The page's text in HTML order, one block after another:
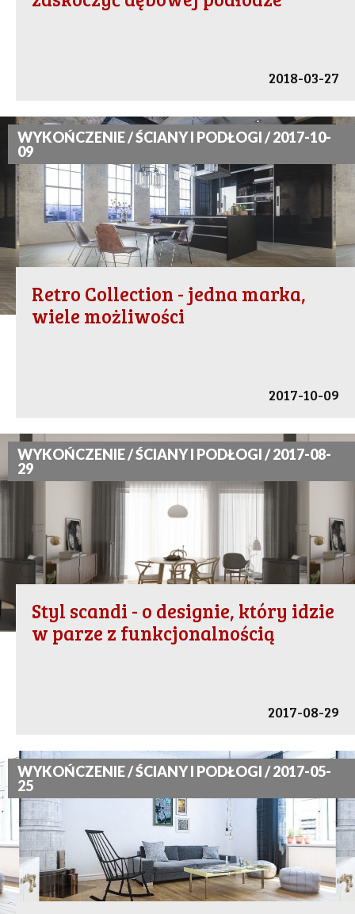
2018-03-27
WYKOŃCZENIE / ŚCIANY I PODŁOGI / 2017-10-
09
Retro Collection - jedna marka,
wiele możliwości
2017-10-09
WYKOŃCZENIE / ŚCIANY I PODŁOGI / 2017-08-
29
Styl scandi - o designie, który idzie
w parze z funkcjonalnością
2017-08-29
WYKOŃCZENIE / ŚCIANY I PODŁOGI / 2017-05-
25